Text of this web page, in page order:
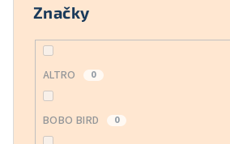
Značky
ALTRO 0
BOBO BIRD 0